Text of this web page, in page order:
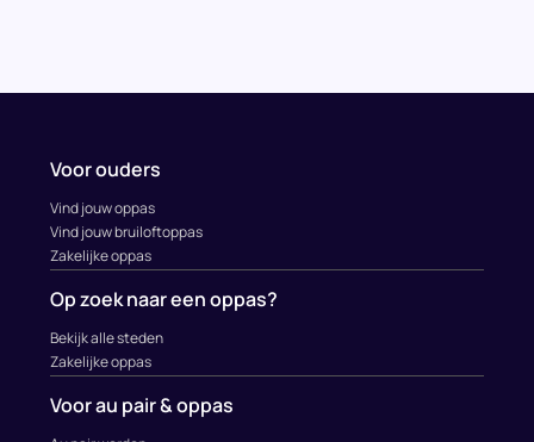
Voor ouders
Vind jouw oppas
Vind jouw bruiloftoppas
Zakelijke oppas
Op zoek naar een oppas?
Bekijk alle steden
Zakelijke oppas
Voor au pair & oppas